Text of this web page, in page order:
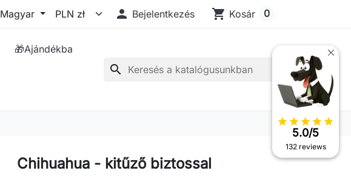
Magyar  Bejelentkezés shopping_cart Kosár 0
🎁Ajándékba
search
Chihuahua - kitűző biztossal
star star star star star
5.0/5
132 reviews